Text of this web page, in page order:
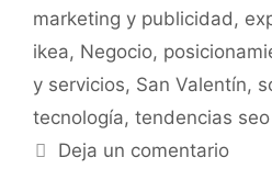
marketing y publicidad,
ikea, Negocio,
y servicios, San Valentín,
tecnología, tendencias seo
Deja un comentario